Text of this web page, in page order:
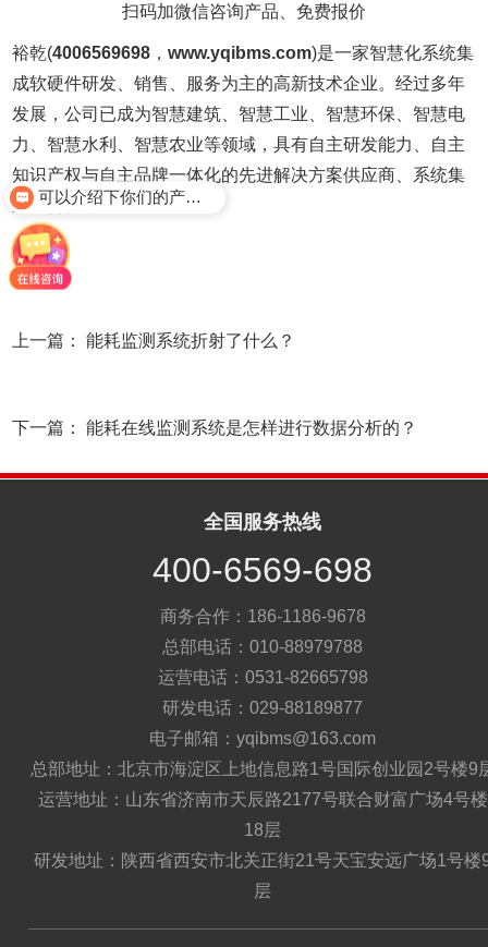
扫码加微信咨询产品、免费报价
裕乾(4006569698 ，www.yqibms.com)是一家智慧化系统集
成软硬件研发、销售、服务为主的高新技术企业。经过多年
发展，公司已成为智慧建筑、智慧工业、智慧环保、智慧电
力、智慧水利、智慧农业等领域，具有自主研发能力、自主
知识产权与自主品牌一体化的先进解决方案供应商、系统集
成综合服务商。
上一篇：能耗监测系统折射了什么？
下一篇：能耗在线监测系统是怎样进行数据分析的？
全国服务热线
400-6569-698
商务合作：186-1186-9678
总部电话：010-88979788
运营电话：0531-82665798
研发电话：029-88189877
电子邮箱：yqibms@163.com
总部地址：北京市海淀区上地信息路1号国际创业园2号楼9
运营地址：山东省济南市天辰路2177号联合财富广场4号楼
18层
研发地址：陕西省西安市北关正街21号天宝安远广场1号楼
层
可以介绍下你们的产品么？